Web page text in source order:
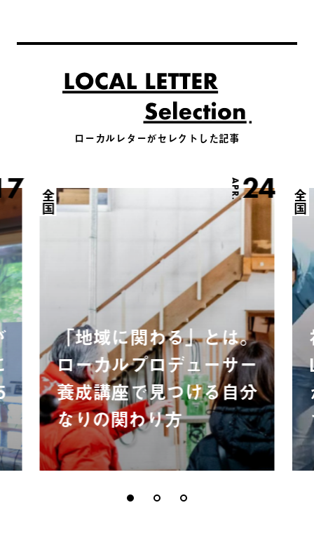
ローカルレターがセレクトした記事
APR.24
全国
「地域に関わる」とは。
ローカルプロデューサー
養成講座で見つける自分
なりの関わり方
全国